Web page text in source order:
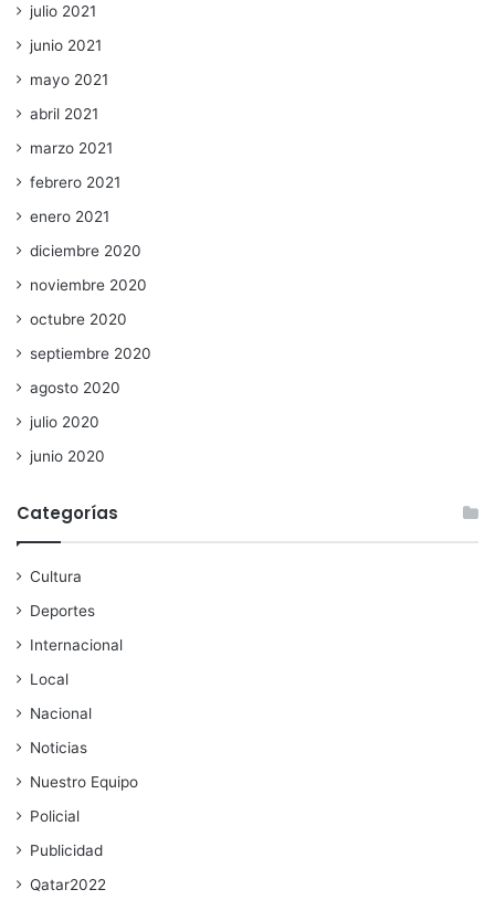
julio 2021
junio 2021
mayo 2021
abril 2021
marzo 2021
febrero 2021
enero 2021
diciembre 2020
noviembre 2020
octubre 2020
septiembre 2020
agosto 2020
julio 2020
junio 2020
Categorías
Cultura
Deportes
Internacional
Local
Nacional
Noticias
Nuestro Equipo
Policial
Publicidad
Qatar2022